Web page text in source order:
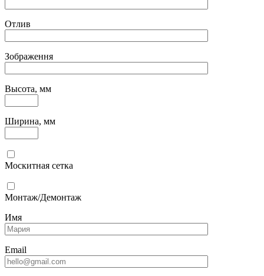
Отлив
Зображення
Высота, мм
Ширина, мм
Москитная сетка
Монтаж/Демонтаж
Имя
Email